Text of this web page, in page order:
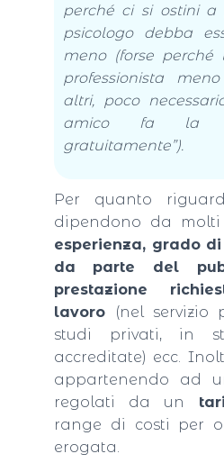
perché ci si ostini a
psicologo debba
meno (forse
professionista
altri, poco
amico fa la
gratuitamente”).
Per quanto
dipendono da
esperienza, grado
da parte del
prestazione
lavoro
(nel servizio
studi privati, in
accreditate) ecc.
appartenendo ad
regolati da un
range di costi per
erogata.